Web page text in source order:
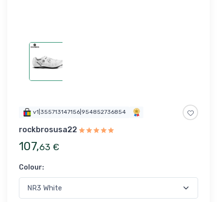
v1|355713147156|954852736854
rockbrosusa22
107,63 €
Colour: